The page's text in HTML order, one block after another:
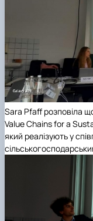
Sara Pfaff розповіла
Value Chains for a
який реалізують у